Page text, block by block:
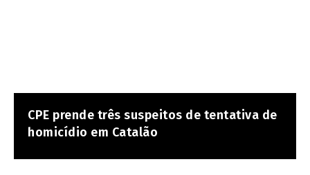
CPE prende três suspeitos de tentativa de
homicídio em Catalão